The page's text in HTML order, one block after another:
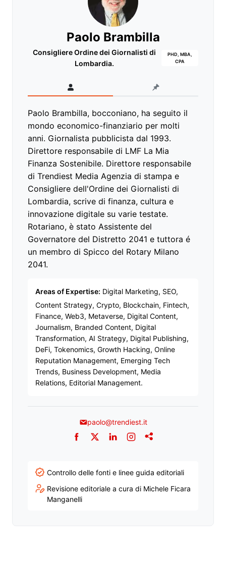
Paolo Brambilla
Consigliere Ordine dei Giornalisti di
Lombardia.
PHD, MBA,
CPA
Paolo Brambilla, bocconiano, ha seguito il
mondo economico-finanziario per molti
anni. Giornalista pubblicista dal 1993.
Direttore responsabile di LMF La Mia
Finanza Sostenibile. Direttore responsabile
di Trendiest Media Agenzia di stampa e
Consigliere dell'Ordine dei Giornalisti di
Lombardia, scrive di finanza, cultura e
innovazione digitale su varie testate.
Rotariano, è stato Assistente del
Governatore del Distretto 2041 e tuttora é
un membro di Spicco del Rotary Milano
2041.
Areas of Expertise: Digital Marketing, SEO,
Content Strategy, Crypto, Blockchain, Fintech,
Finance, Web3, Metaverse, Digital Content,
Journalism, Branded Content, Digital
Transformation, AI Strategy, Digital Publishing,
DeFi, Tokenomics, Growth Hacking, Online
Reputation Management, Emerging Tech
Trends, Business Development, Media
Relations, Editorial Management.
paolo@trendiest.it
Facebook
TwitterLinkedInInstagram
Addthis
Controllo delle fonti e linee guida editoriali
Revisione editoriale a cura di Michele Ficara
Manganelli